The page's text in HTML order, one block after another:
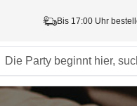
Bis 17:00 Uhr